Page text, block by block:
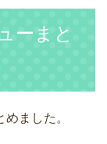
ーまと
ました。